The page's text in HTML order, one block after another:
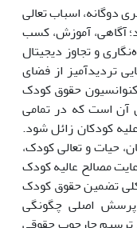
دوگانه، اسباب تعالی
آگاهی، آموزش، کسب
و تجاوز دیجیتال
تردیدآمیز از فضای
حقوق کودک
آن است که در تمامی
کودکان زائل شود.
حیات و تعالی کودک،
مصالح عالیه کودک
تضمین حقوق کودک
اصلی چگونگی